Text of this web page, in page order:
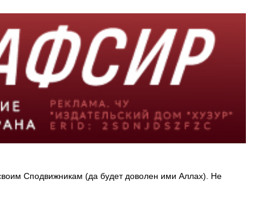
Сподвижникам (да будет доволен ими Аллах). Не